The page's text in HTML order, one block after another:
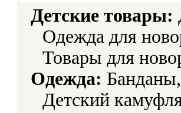
Детские товары:
Одежда для
Товары для
Одежда:
Детский